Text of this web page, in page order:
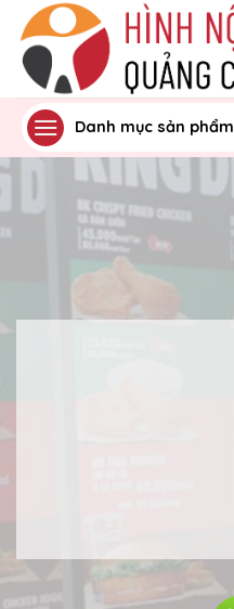
Skip
content
Danh mục sản phẩm